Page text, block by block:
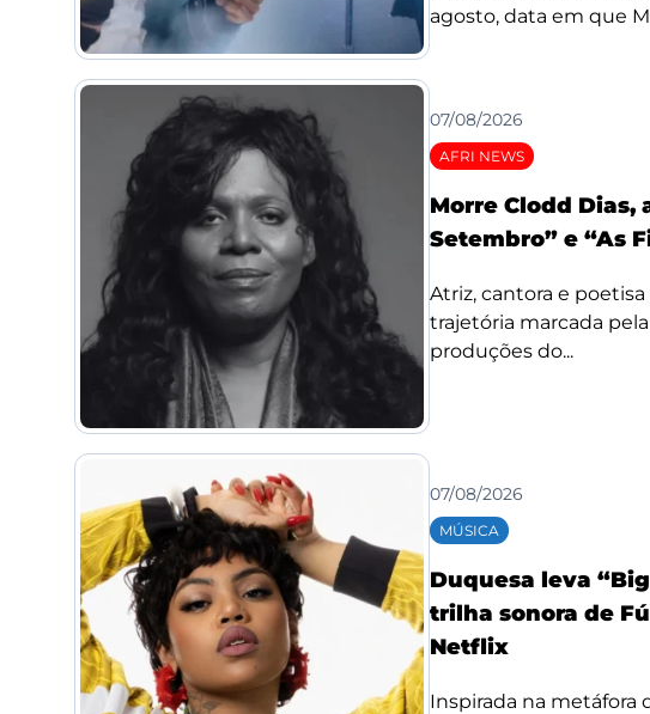
agosto, data em que
07/08/2026
AFRI NEWS
Morre Clodd Dias,
Setembro” e “As
Atriz, cantora e
trajetória marcada
produções do...
07/08/2026
MÚSICA
Duquesa leva
trilha sonora de
Netflix
Inspirada na metáfora